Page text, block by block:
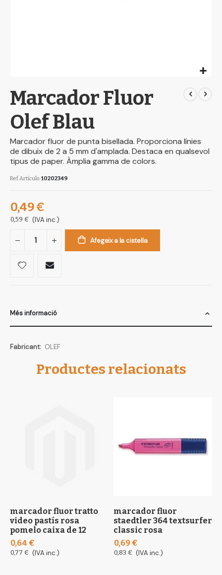
to
the
beginning
of
images
gallery
Marcador Fluor
Olef Blau
Marcador fluor de punta bisellada. Proporciona línies
de dibuix de 2 a 5 mm d'amplada. Destaca en qualsevol
tipus de paper. Àmplia gamma de colors.
Ref.Artículo 10202349
0,49 €
0,59 € (IVA inc.)
Afegeix a la cistella
Més informació
Més
OLEF
Productes relacionats
marcador fluor tratto
video pastís rosa
pomelo caixa de 12
0,64 €
0,77 € (IVA inc.)
marcador fluor
staedtler 364 textsurfer
classic rosa
0,69 €
0,83 € (IVA inc.)